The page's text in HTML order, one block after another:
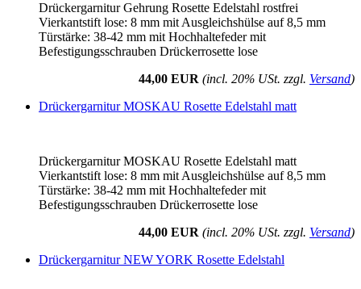
Drückergarnitur Gehrung Rosette Edelstahl rostfrei
Vierkantstift lose: 8 mm mit Ausgleichshülse auf 8,5 mm
Türstärke: 38-42 mm mit Hochhaltefeder mit
Befestigungsschrauben Drückerrosette lose
44,00 EUR (incl. 20% USt. zzgl. Versand)
Drückergarnitur MOSKAU Rosette Edelstahl matt
Drückergarnitur MOSKAU Rosette Edelstahl matt
Vierkantstift lose: 8 mm mit Ausgleichshülse auf 8,5 mm
Türstärke: 38-42 mm mit Hochhaltefeder mit
Befestigungsschrauben Drückerrosette lose
44,00 EUR (incl. 20% USt. zzgl. Versand)
Drückergarnitur NEW YORK Rosette Edelstahl